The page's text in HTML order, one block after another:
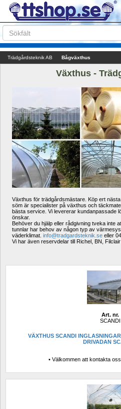
Trädgårdsteknik AB Bågväxthus
Växthus -
Växthus för trädgårdsmästare. Köp ert
söm är specialister på växthus och
bästa service. Vi levererar kundanpassade
önskar.
Behöver du hjälp eller rådgivning tveka inte
tunnlar har behov av någon typ av
väderklimat. info@tradgardsteknik.se eller
Vi har även reservdelar till Richel, BN,
Art. nr.
SCANDI
VÄXTHUS SCANDI
DRIVADAN
• Välkommen att kontakta